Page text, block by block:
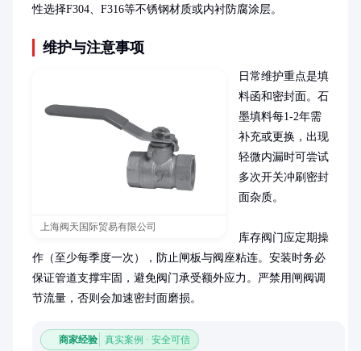
性选择F304、F316等不锈钢材质或内衬防腐涂层。
维护与注意事项
上海阀天国际贸易有限公司
日常维护重点是填
料函和密封面。石
墨填料每1-2年需
补充或更换，出现
轻微内漏时可尝试
多次开关冲刷密封
面杂质。
库存阀门应定期操
作（至少每季度一次），防止闸板与阀座粘连。安装时务必
保证管道支撑牢固，避免阀门承受额外应力。严禁用闸阀调
节流量，否则会加速密封面磨损。
商家经验 真实案例 · 安全可信